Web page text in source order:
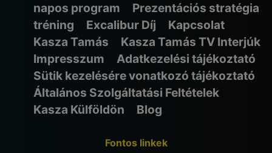
napos program
Prezentációs stratégia
tréning
Excalibur Díj
Kapcsolat
Kasza Tamás
Kasza Tamás TV Interjúk
Impresszum
Adatkezelési tájékoztató
Sütik kezelésére vonatkozó tájékoztató
Általános Szolgáltatási Feltételek
Kasza Külföldön
Blog
Fontos linkek